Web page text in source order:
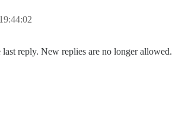
reply. New replies are no longer allowed.